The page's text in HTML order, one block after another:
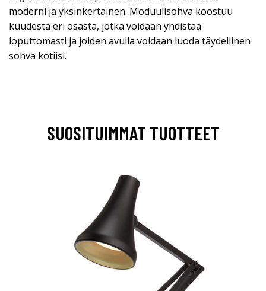
moderni ja yksinkertainen. Moduulisohva koostuu
kuudesta eri osasta, jotka voidaan yhdistää
loputtomasti ja joiden avulla voidaan luoda täydellinen
sohva kotiisi.
SUOSITUIMMAT TUOTTEET